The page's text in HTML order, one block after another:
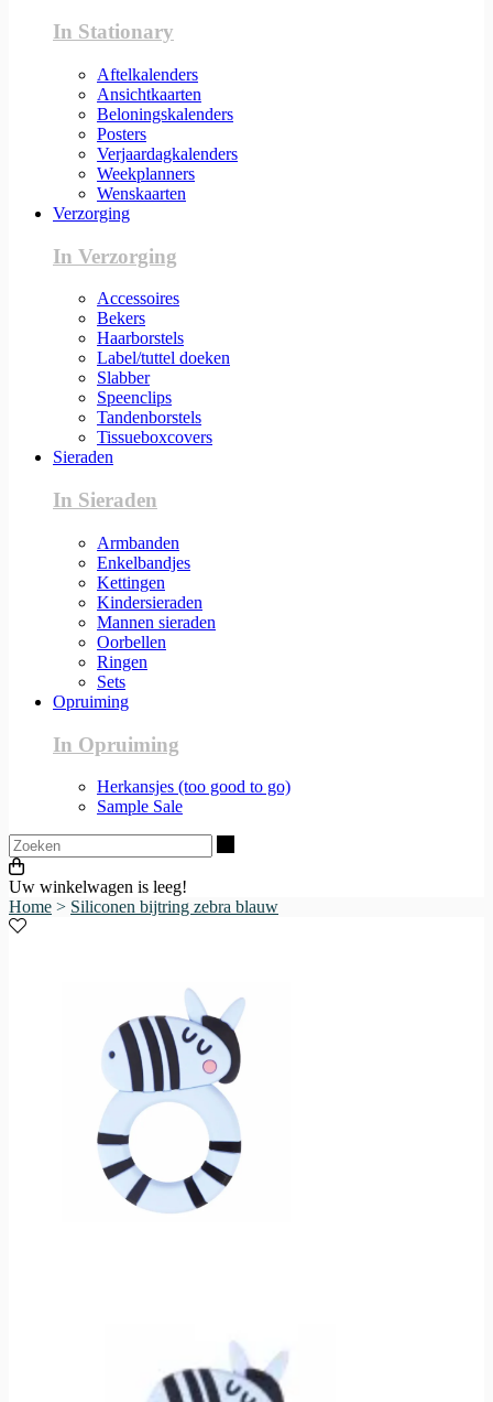
In Stationary
Aftelkalenders
Ansichtkaarten
Beloningskalenders
Posters
Verjaardagkalenders
Weekplanners
Wenskaarten
Verzorging
In Verzorging
Accessoires
Bekers
Haarborstels
Label/tuttel doeken
Slabber
Speenclips
Tandenborstels
Tissueboxcovers
Sieraden
In Sieraden
Armbanden
Enkelbandjes
Kettingen
Kindersieraden
Mannen sieraden
Oorbellen
Ringen
Sets
Opruiming
In Opruiming
Herkansjes (too good to go)
Sample Sale
Uw winkelwagen is leeg!
Home > Siliconen bijtring zebra blauw